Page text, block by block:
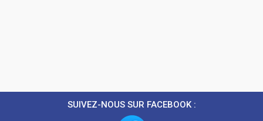
SUIVEZ-NOUS SUR FACEBOOK :